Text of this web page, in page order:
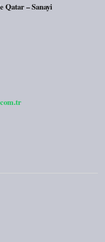
Qatar – Sanayi